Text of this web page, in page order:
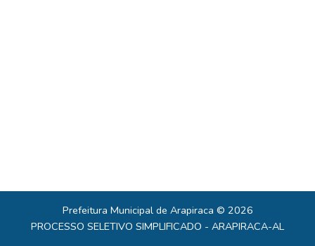
Prefeitura Municipal de Arapiraca © 2026
PROCESSO SELETIVO SIMPLIFICADO - ARAPIRACA-AL